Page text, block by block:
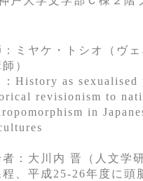
：ミヤケ・トシオ（ヴ
）
：History as
revisionism to
in
者：大川内 晋（人文学
程、平成25-26年度に頭